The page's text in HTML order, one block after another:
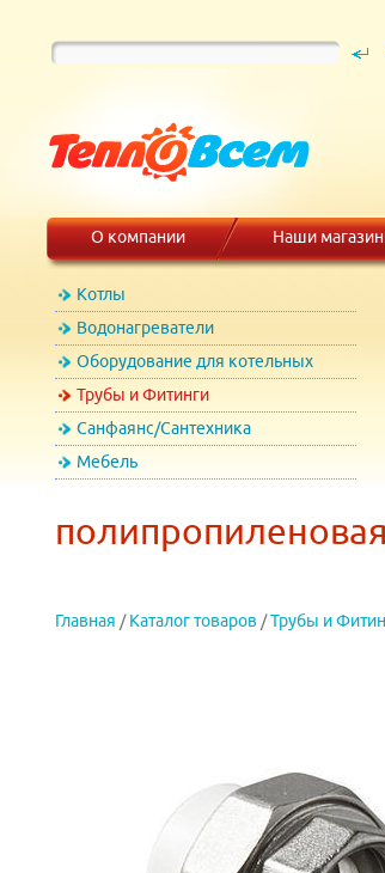
О компании Наши
Котлы
Водонагреватели
Оборудование для котельных
Трубы и Фитинги
Санфаянс/Сантехника
Мебель
Главная / Каталог товаров /Трубы и